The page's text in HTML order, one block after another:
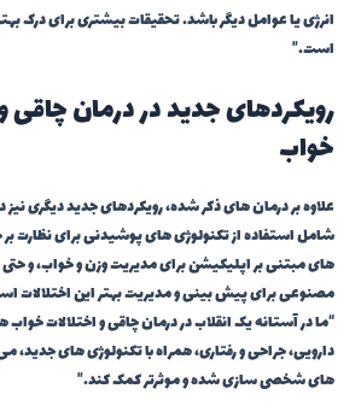
انرژی یا عوامل دیگر باشد. تحقیقات بیشتری برای درک بهتر
است.”
رویکردهای جدید در درمان چاقی و
خواب
علاوه بر درمان های ذکر شده، رویکردهای جدید دیگری نیز
شامل استفاده از تکنولوژی های پوشیدنی برای نظارت بر
های مبتنی بر اپلیکیشن برای مدیریت وزن و خواب، و حتی
مصنوعی برای پیش بینی و مدیریت بهتر این اختلالات
“ما در آستانه یک انقلاب در درمان چاقی و اختلالات خواب
دارویی، جراحی و رفتاری، همراه با تکنولوژی های جدید، می
های شخصی سازی شده و موثرتر کمک کند.”